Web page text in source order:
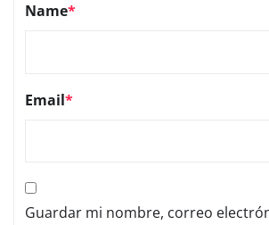
Name*
Email*
Guardar mi nombre, correo